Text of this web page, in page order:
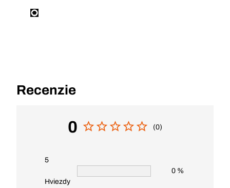
Recenzie
0 (0)
5
Hviezdy
0 %